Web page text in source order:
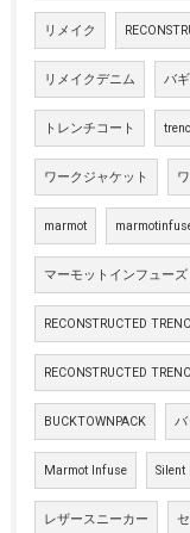
リメイク
リメイクデニム バ
トレンチコート
ワークジャケット
marmot
マーモットインフューズ
RECONSTRUCTED
RECONSTRUCTED
BUCKTOWNPACK バ
Marmot Infuse Silent
レザースニーカー